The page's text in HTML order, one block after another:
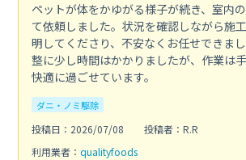
ペットが体をかゆがる様子が続き、室内
て依頼しました。状況を確認しながら施
明してくださり、不安なくお任せできま
整に少し時間はかかりましたが、作業は
快適に過ごせています。
ダニ・ノミ駆除
投稿日：2026/07/08
投稿者：R.R
利用業者： qualityfoods